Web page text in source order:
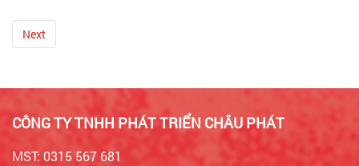
Next
CÔNG TY TNHH PHÁT TRIỂN CHÂU PHÁT
MST: 0315 567 681